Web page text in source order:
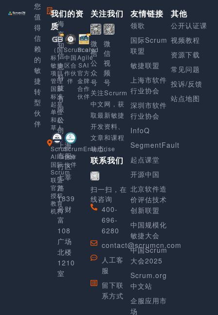
您
值
得
信
赖
的
敏
捷
转
型
伙
伴
上
海
享
知
信
息
科
技
有
限
公
司
上海
市闵
行区
七莘
路
1839
号财
富
108
广场
北楼
1210
室
我们的资
质
（国
标）
敏捷
项目
管理
国家
标准
起草
单位
和起
草人
Scrum.org
中国
区合
作伙
伴
Scaled
Agile
SAI
官方
金牌
合作
伙伴
Scrum
Alliance
国际
Scrum
联盟
官方
授权
教育
机构
ScrumEnterprise
合作
伙伴
关注我们
微
信
公
众
号
微
信
视
频
号
关注Scrurm
中文网，获
取最新敏捷
开发资料、
文章和课程
动态。
联系我们
扫一扫，在
线咨询
400-
696-
6280
contact@scrumcn.com
人工客
服
留下联
系方式
友情链接
领歌
国际Scrum
联盟
敏捷联盟
上海市软件
行业协会
深圳市软件
行业协会
InfoQ
SegmentFault
起点课堂
开源中国
北京软件造
价评估技术
创新联盟
中国规模化
敏捷大会
中国Scrum
大会2025
Scrum.org
中文站
企服应用市
场
其他
公开认证课
视频教程
资源下载
常见问题
投诉/反馈
站点地图